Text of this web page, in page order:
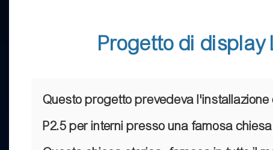
Progetto di display
Questo progetto prevedeva l'installazione
P2.5 per interni presso una famosa